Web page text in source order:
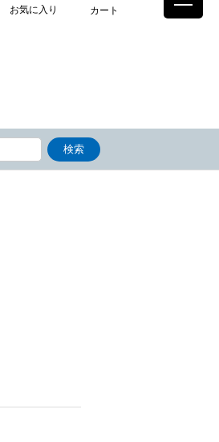
お気に入り カート